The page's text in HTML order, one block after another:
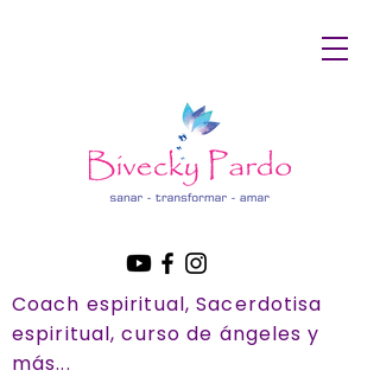
Coach espiritual, Sacerdotisa
espiritual, curso de ángeles y
más...